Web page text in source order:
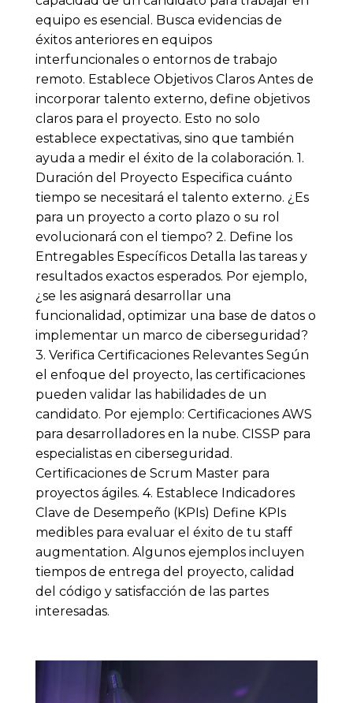
equipo es esencial. Busca evidencias de
éxitos anteriores en equipos
interfuncionales o entornos de trabajo
remoto. Establece Objetivos Claros Antes de
incorporar talento externo, define objetivos
claros para el proyecto. Esto no solo
establece expectativas, sino que también
ayuda a medir el éxito de la colaboración. 1.
Duración del Proyecto Especifica cuánto
tiempo se necesitará el talento externo. ¿Es
para un proyecto a corto plazo o su rol
evolucionará con el tiempo? 2. Define los
Entregables Específicos Detalla las tareas y
resultados exactos esperados. Por ejemplo,
¿se les asignará desarrollar una
funcionalidad, optimizar una base de datos o
implementar un marco de ciberseguridad?
3. Verifica Certificaciones Relevantes Según
el enfoque del proyecto, las certificaciones
pueden validar las habilidades de un
candidato. Por ejemplo: Certificaciones AWS
para desarrolladores en la nube. CISSP para
especialistas en ciberseguridad.
Certificaciones de Scrum Master para
proyectos ágiles. 4. Establece Indicadores
Clave de Desempeño (KPIs) Define KPIs
medibles para evaluar el éxito de tu staff
augmentation. Algunos ejemplos incluyen
tiempos de entrega del proyecto, calidad
del código y satisfacción de las partes
interesadas.